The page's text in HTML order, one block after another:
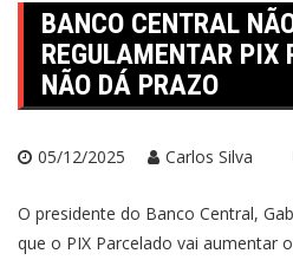
BANCO CENTRAL
REGULAMENTAR PIX
NÃO DÁ PRAZO
05/12/2025 Carlos Silva
O presidente do Banco Central,
que o PIX Parcelado vai aumentar